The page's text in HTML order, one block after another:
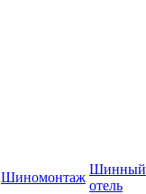
Шиномонтаж
Шинный
отель